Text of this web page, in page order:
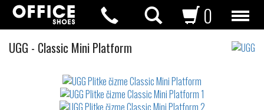
0
UGG Plitke
- Classic Mini Platform
waterrepellent